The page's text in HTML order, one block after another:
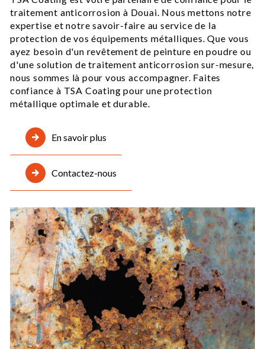
traitement anticorrosion à Douai. Nous mettons notre
expertise et notre savoir-faire au service de la
protection de vos équipements métalliques. Que vous
ayez besoin d'un revêtement de peinture en poudre ou
d'une solution de traitement anticorrosion sur-mesure,
nous sommes là pour vous accompagner. Faites
confiance à TSA Coating pour une protection
métallique optimale et durable.
En savoir plus
Contactez-nous